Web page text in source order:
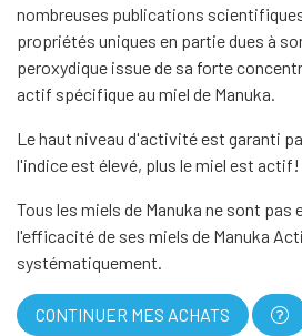
nombreuses publications
propriétés uniques en partie dues à
peroxydique issue de sa forte
actif spécifique au miel de Manuka.
Le haut niveau d'activité est garanti
l'indice est élevé, plus le miel est actif!
Tous les miels de Manuka ne sont
l'efficacité de ses miels de Manuka
systématiquement.
CONTINUER MES ACHATS